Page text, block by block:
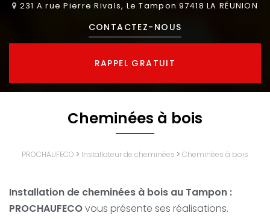
231 A rue Pierre Rivals, Le Tampon97418 LA RÉUNION
CONTACTEZ- NOUS
RAPPEL GRATUIT
Cheminées à bois
PROCHAUFECO > Installateur de cheminées > Cheminées à bois
Installation de cheminées à bois au Tampon :
PROCHAUFECOvous présente ses réalisations.